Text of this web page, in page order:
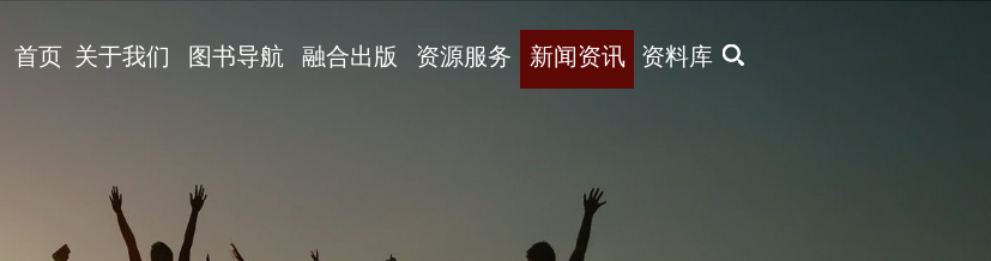
X
首页 关于我们 图书导航 融合出版 资源服务 新闻资讯 资料库